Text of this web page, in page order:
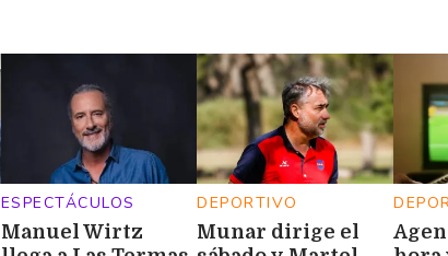
ESPECTÁCULOS
Manuel Wirtz
DEPORTIVO
Munar dirige el